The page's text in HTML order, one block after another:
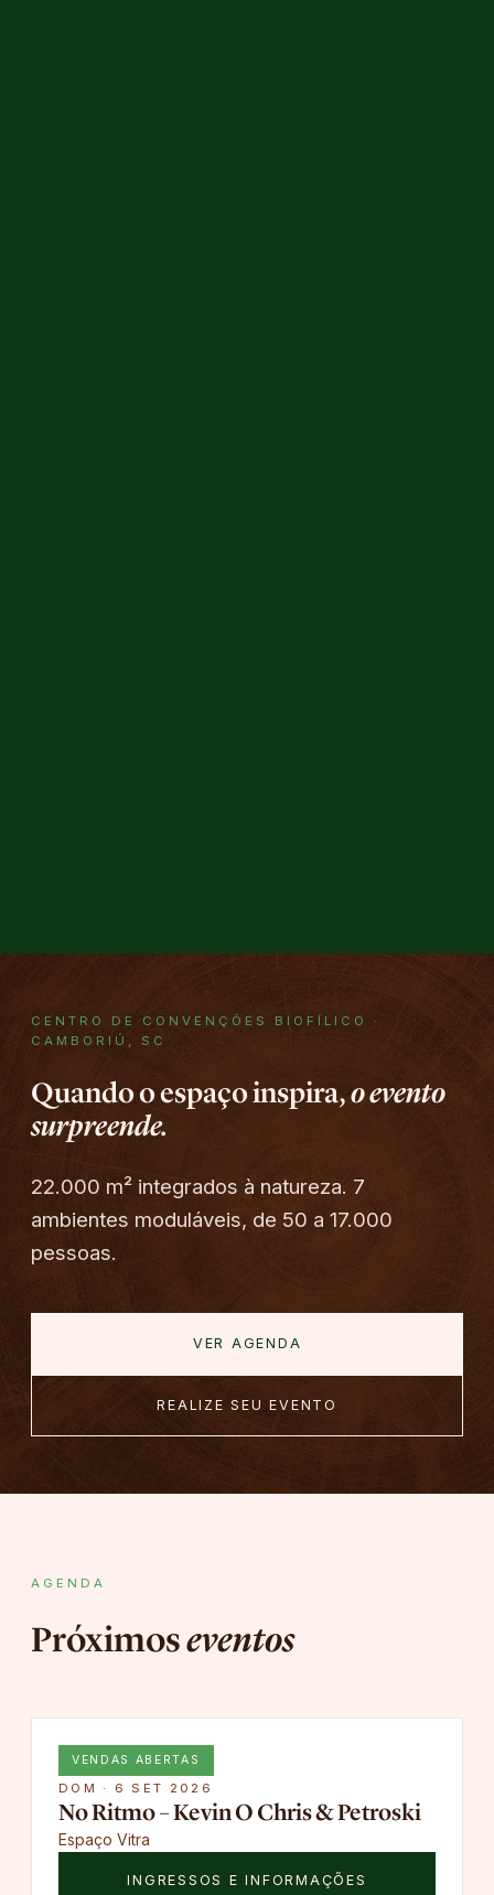
CENTRO DE CONVENÇÕES BIOFÍLICO ·
CAMBORIÚ, SC
Quando o espaço inspira,o evento
surpreende.
22.000 m² integrados à natureza. 7
ambientes moduláveis, de 50 a 17.000
pessoas.
VER AGENDA
REALIZE SEU EVENTO
AGENDA
Próximoseventos
VENDAS ABERTAS
DOM · 6 SET 2026
No Ritmo – Kevin O Chris & Petroski
Espaço Vitra
INGRESSOS E INFORMAÇÕES